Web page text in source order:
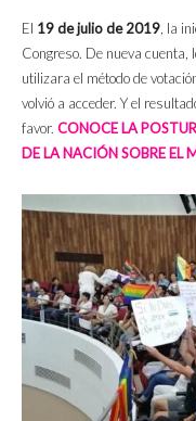
El 19 de julio de 2019 , la
Congreso. De nueva
utilizara el método de
volvió a acceder. Y el
favor. CONOCE LA
DE LA NACIÓN SOBRE